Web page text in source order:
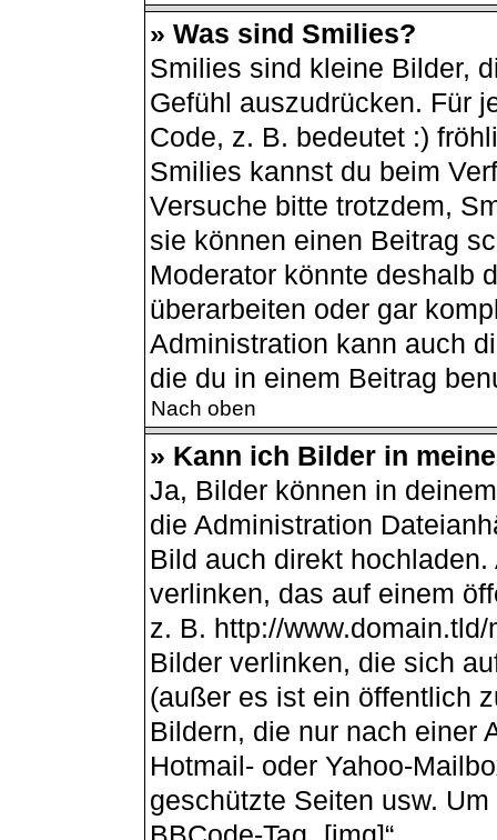
» Was sind Smilies?
Smilies sind kleine Bilder,
Gefühl auszudrücken. Für
Code, z. B. bedeutet :)
Smilies kannst du beim
Versuche bitte trotzdem,
sie können einen Beitrag
Moderator könnte deshalb
überarbeiten oder gar
Administration kann auch
die du in einem Beitrag
Nach oben
» Kann ich Bilder in
Ja, Bilder können in
die Administration
Bild auch direkt
verlinken, das auf einem
z. B. http://
Bilder verlinken, die sich
(außer es ist ein öffentlich
Bildern, die nur nach einer
Hotmail- oder Yahoo-
geschützte Seiten usw.